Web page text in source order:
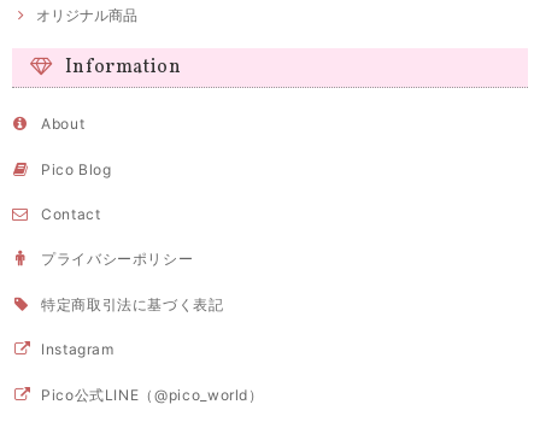
オリジナル商品
Information
About
Pico Blog
Contact
プライバシーポリシー
特定商取引法に基づく表記
Instagram
Pico公式LINE（@pico_world）